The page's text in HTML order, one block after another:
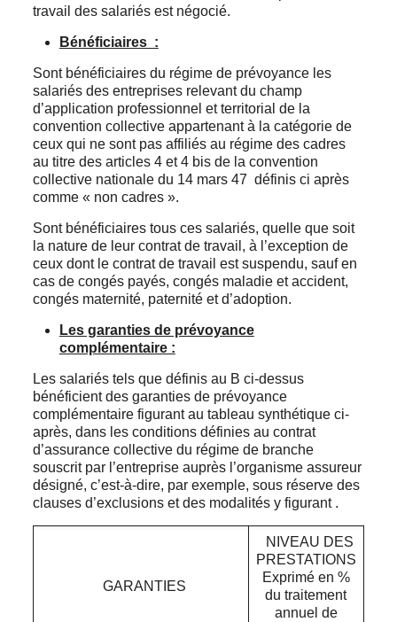
travail des salariés est négocié.
Bénéficiaires :
Sont bénéficiaires du régime de prévoyance les
salariés des entreprises relevant du champ
d’application professionnel et territorial de la
convention collective appartenant à la catégorie de
ceux qui ne sont pas affiliés au régime des cadres
au titre des articles 4 et 4 bis de la convention
collective nationale du 14 mars 47 définis ci après
comme « non cadres ».
Sont bénéficiaires tous ces salariés, quelle que soit
la nature de leur contrat de travail, à l’exception de
ceux dont le contrat de travail est suspendu, sauf en
cas de congés payés, congés maladie et accident,
congés maternité, paternité et d’adoption.
Les garanties de prévoyance
complémentaire :
Les salariés tels que définis au B ci-dessus
bénéficient des garanties de prévoyance
complémentaire figurant au tableau synthétique ci-
après, dans les conditions définies au contrat
d’assurance collective du régime de branche
souscrit par l’entreprise auprès l’organisme assureur
désigné, c’est-à-dire, par exemple, sous réserve des
clauses d’exclusions et des modalités y figurant .
GARANTIES
NIVEAU DES
PRESTATIONS
Exprimé en %
du traitement
annuel de